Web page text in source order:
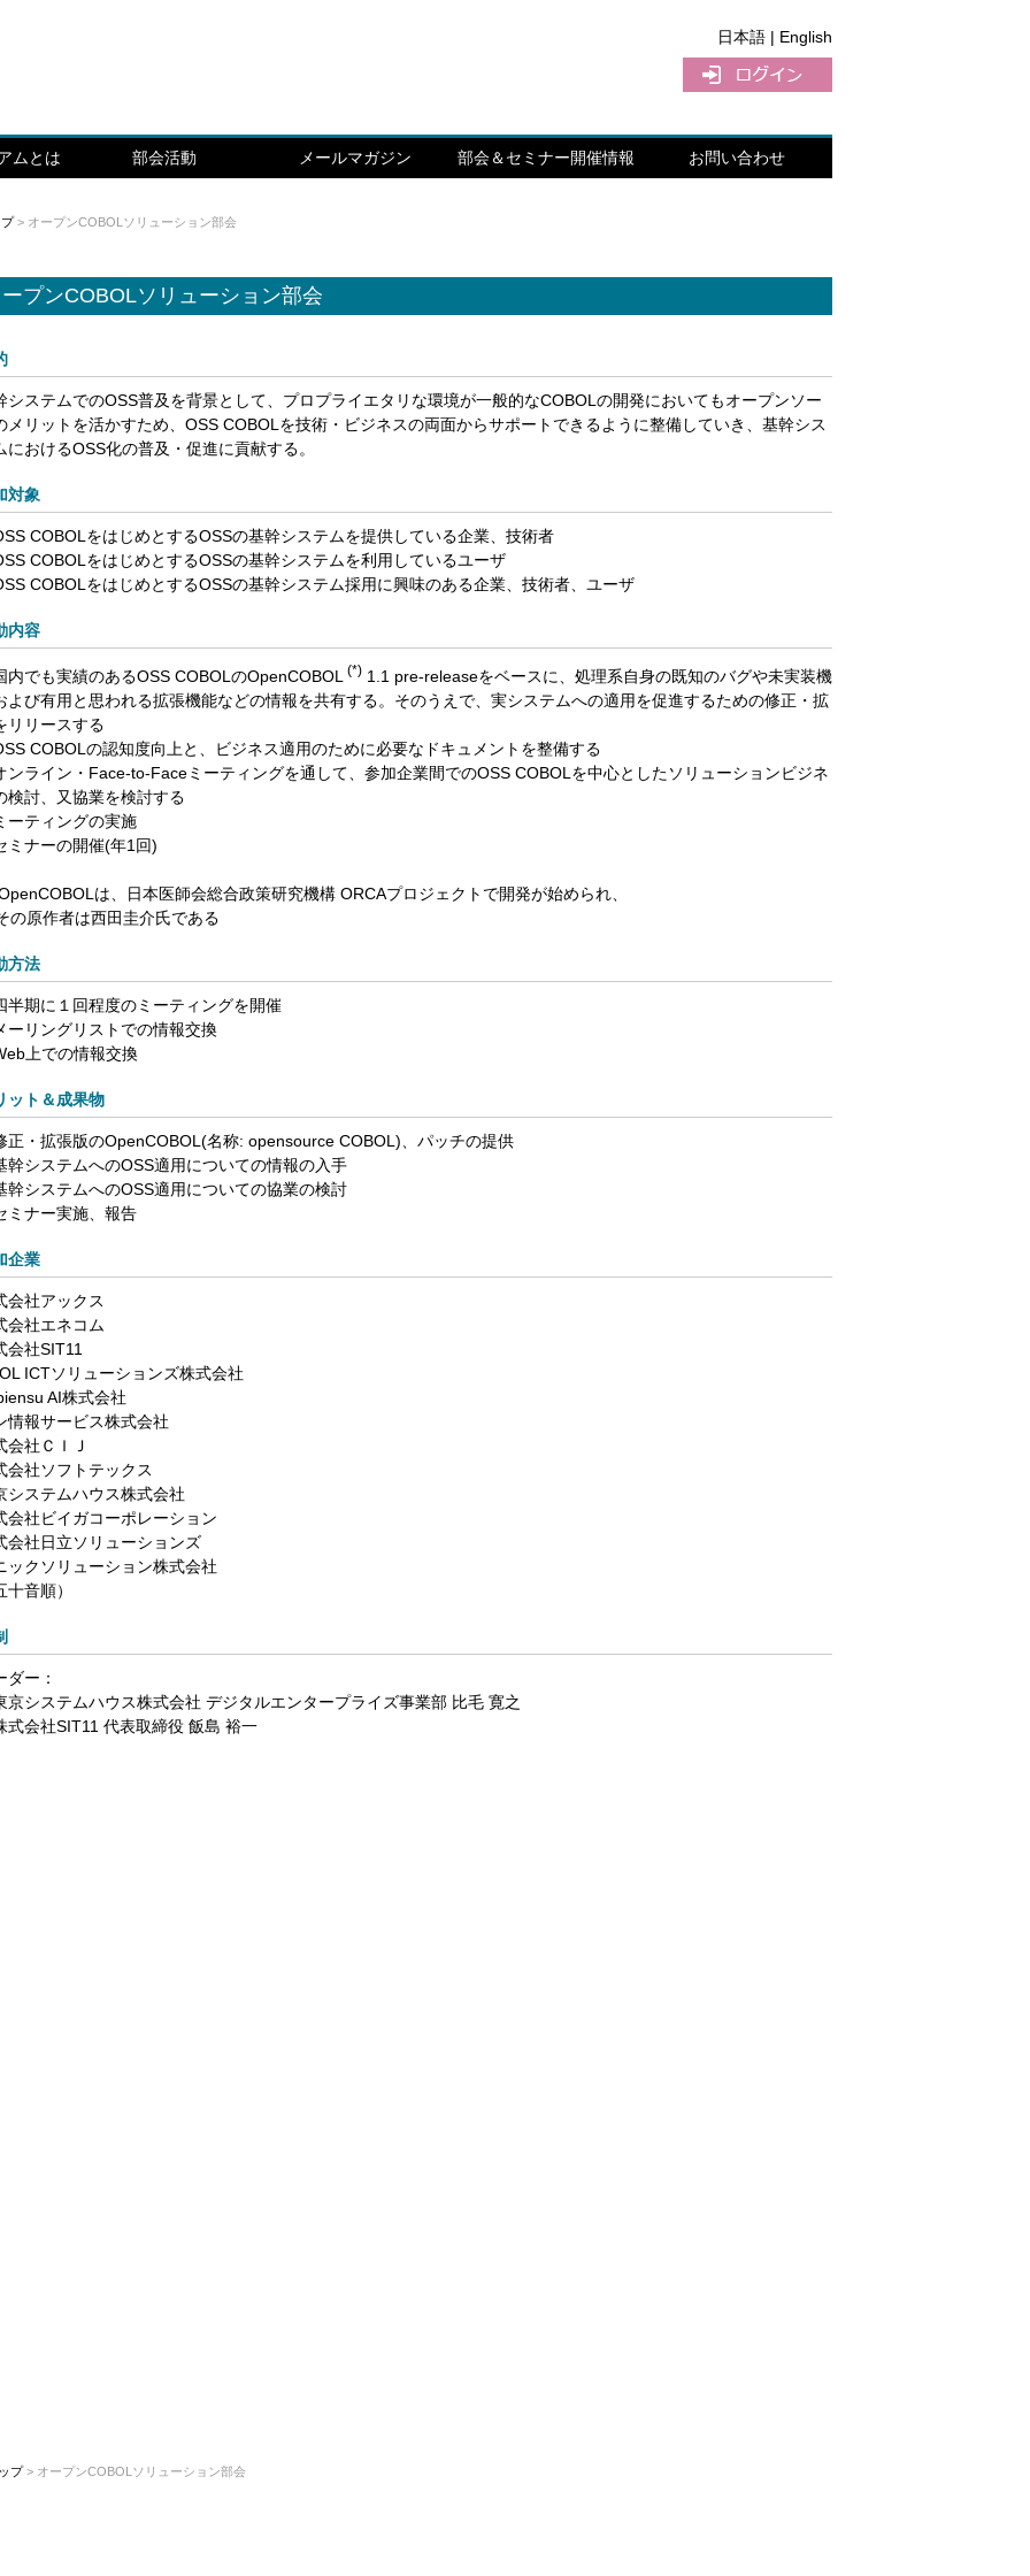
日本語 | English
ムとは 部会活動 メールマガジン 部会＆セミナー開催情報 お問い合わせ
プ> オープンCOBOLソリューション部会
プンCOBOLソリューション部会
システムでのOSS普及を背景として、プロプライエタリな環境が一般的なCOBOLの開発においてもオープンソー
メリットを活かすため、OSS COBOLを技術・ビジネスの両面からサポートできるように整備していき、基幹シス
におけるOSS化の普及・促進に貢献する。
対象
COBOLをはじめとするOSSの基幹システムを提供している企業、技術者
COBOLをはじめとするOSSの基幹システムを利用しているユーザ
COBOLをはじめとするOSSの基幹システム採用に興味のある企業、技術者、ユーザ
内容
内でも実績のあるOSS COBOLのOpenCOBOL (*) 1.1 pre-releaseをベースに、処理系自身の既知のバグや未実装機
よび有用と思われる拡張機能などの情報を共有する。そのうえで、実システムへの適用を促進するための修正・拡
リリースする
COBOLの認知度向上と、ビジネス適用のために必要なドキュメントを整備する
ンライン・Face-to-Faceミーティングを通して、参加企業間でのOSS COBOLを中心としたソリューションビジネ
検討、又協業を検討する
ーティングの実施
ミナーの開催(年1回)
は、日本医師会総合政策研究機構 ORCAプロジェクトで開発が始められ、
原作者は西田圭介氏である
方法
半期に１回程度のミーティングを開催
ーリングリストでの情報交換
上での情報交換
ット＆成果物
正・拡張版のOpenCOBOL(名称: opensource COBOL)、パッチの提供
幹システムへのOSS適用についての情報の入手
幹システムへのOSS適用についての協業の検討
ミナー実施、報告
企業
会社アックス
会社エネコム
会社SIT11
ICTソリューションズ株式会社
AI株式会社
情報サービス株式会社
会社ＣＩＪ
会社ソフトテックス
システムハウス株式会社
会社ビイガコーポレーション
会社日立ソリューションズ
ックソリューション株式会社
十音順）
ダー：
京システムハウス株式会社 デジタルエンタープライズ事業部 比毛 寛之
式会社SIT11 代表取締役 飯島 裕一
プ> オープンCOBOLソリューション部会